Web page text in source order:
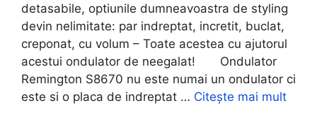
detasabile, optiunile dumneavoastra de styling
devin nelimitate: par indreptat, incretit, buclat,
creponat, cu volum – Toate acestea cu ajutorul
acestui ondulator de neegalat! Ondulator
Remington S8670 nu este numai un ondulator ci
este si o placa de indreptat … Citește mai mult